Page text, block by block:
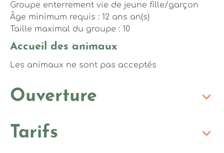
Groupe enterrement vie de jeune fille/garçon
Âge minimum requis : 12 ans an(s)
Taille maximal du groupe : 10
Accueil des animaux
Les animaux ne sont pas acceptés
Ouverture
Tarifs